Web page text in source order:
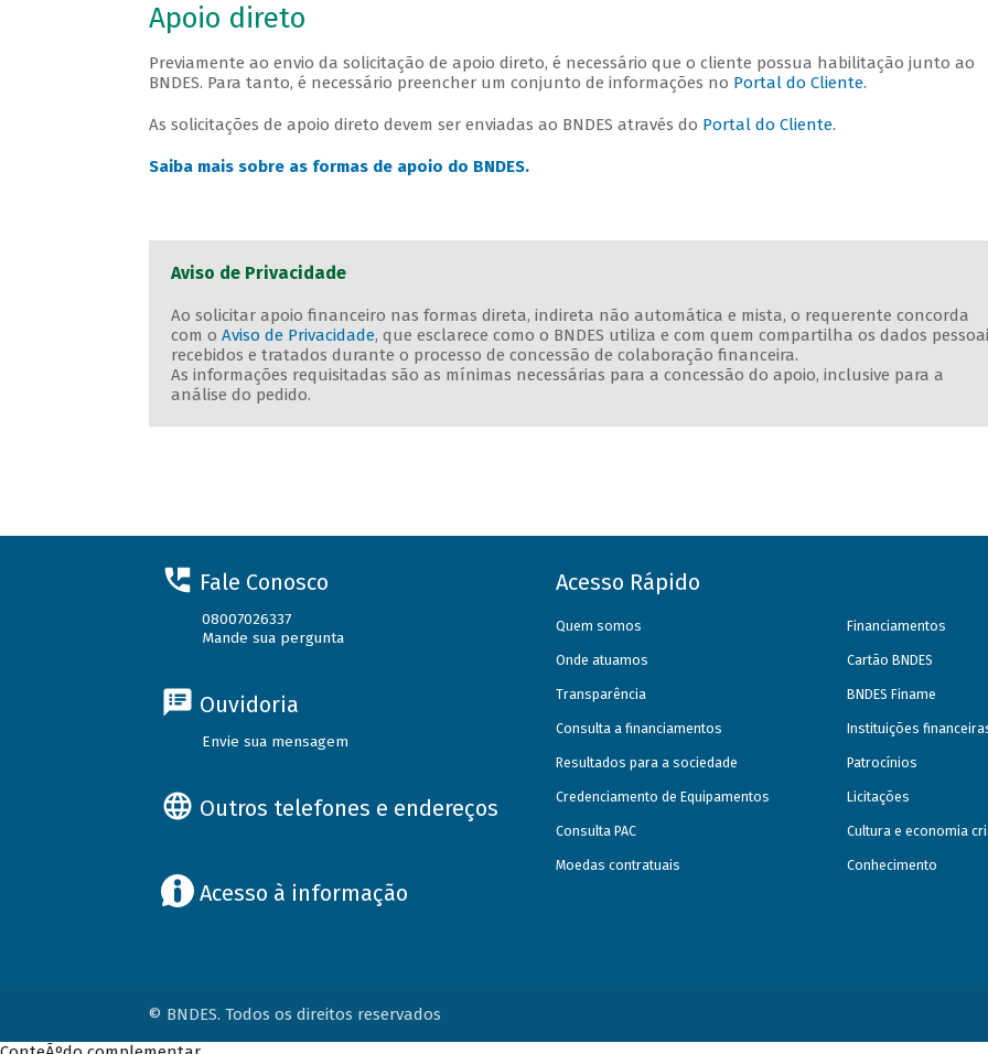
Apoio direto
Previamente ao envio da solicitação de apoio direto, é necessário que o cliente possua habilitação junto ao
BNDES. Para tanto, é necessário preencher um conjunto de informações no Portal do Cliente.
As solicitações de apoio direto devem ser enviadas ao BNDES através do Portal do Cliente.
Saiba mais sobre as formas de apoio do BNDES.
Aviso de Privacidade
Ao solicitar apoio financeiro nas formas direta, indireta não automática e mista, o requerente concorda
com o Aviso de Privacidade, que esclarece como o BNDES utiliza e com quem compartilha os dados
recebidos e tratados durante o processo de concessão de colaboração financeira.
As informações requisitadas são as mínimas necessárias para a concessão do apoio, inclusive para a
análise do pedido.
Fale Conosco
08007026337
Mande sua pergunta
Ouvidoria
Envie sua mensagem
Outros telefones e endereços
Acesso à informação
Acesso Rápido
Quem somos
Onde atuamos
Transparência
Consulta a financiamentos
Resultados para a sociedade
Credenciamento de Equipamentos
Consulta PAC
Moedas contratuais
Financiamentos
Cartão BNDES
BNDES Finame
Instituições
Patrocínios
Licitações
Cultura e economia
Conhecimento
© BNDES. Todos os direitos reservados